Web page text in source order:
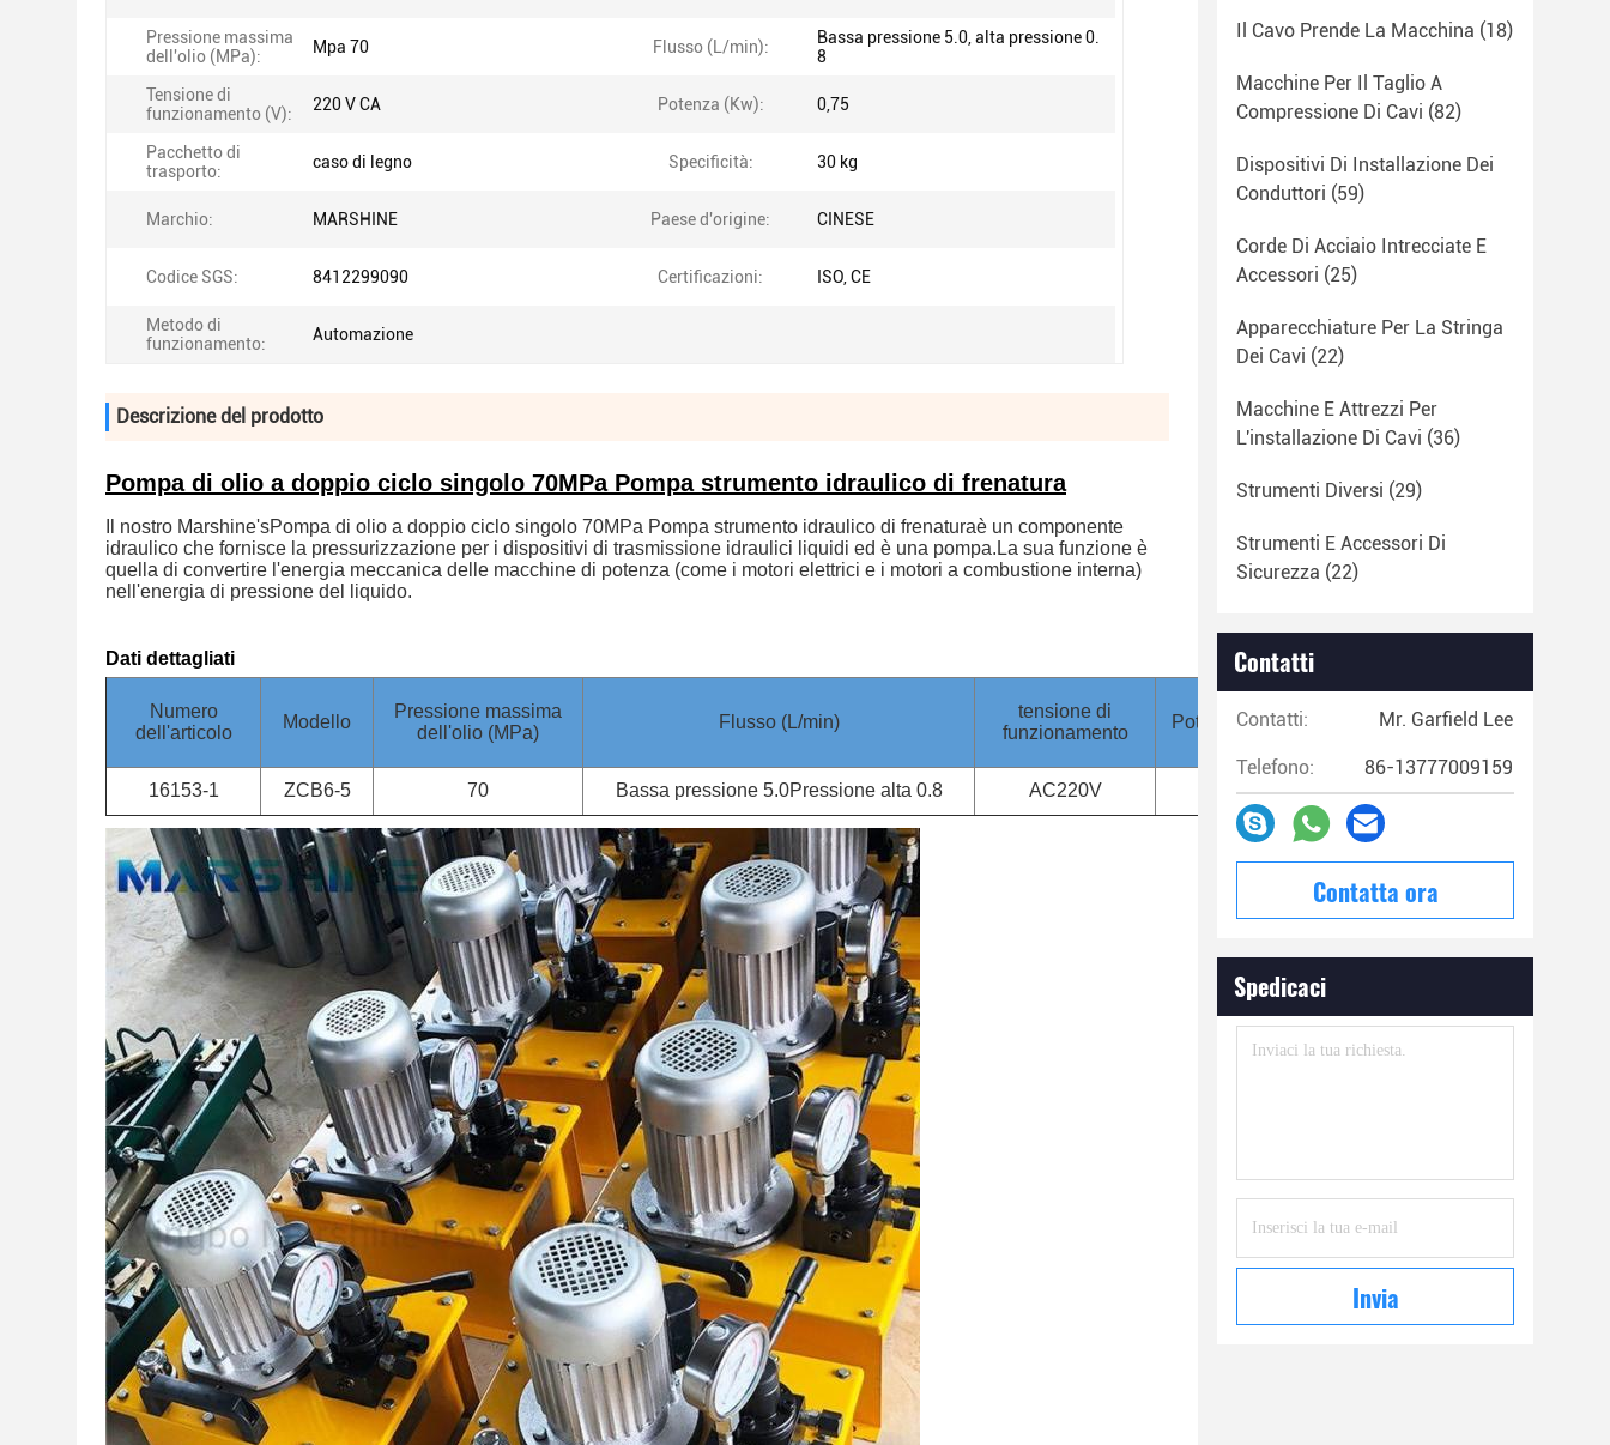
Pressione massima
dell'olio (MPa):
Mpa 70 Flusso (L/min):
Bassa pressione 5.0, alta pressione 0.
8
Tensione di
funzionamento (V):
220 V CA Potenza (Kw): 0,75
Pacchetto di
trasporto:
caso di legno Specificità: 30 kg
Marchio: MARSHINE Paese d'origine: CINESE
Codice SGS: 8412299090 Certificazioni: ISO, CE
Metodo di
funzionamento:
Automazione
Descrizione del prodotto
Pompa di olio a doppio ciclo singolo 70MPa Pompa strumento idraulico di frenatura
Il nostro Marshine'sPompa di olio a doppio ciclo singolo 70MPa Pompa strumento idraulico di frenaturaè un componente
idraulico che fornisce la pressurizzazione per i dispositivi di trasmissione idraulici liquidi ed è una pompa.La sua funzione è
quella di convertire l'energia meccanica delle macchine di potenza (come i motori elettrici e i motori a combustione interna)
nell'energia di pressione del liquido.
Dati dettagliati
Numero
dell'articolo
Modello
Pressione massima
dell'olio (MPa)
Flusso (L/min)
tensione di
funzionamento
Potenza (kW) Peso (kg)
16153-1 ZCB6-5 70 Bassa pressione 5.0Pressione alta 0.8 AC220V 0.75 30
Il Cavo Prende La Macchina (18)
Macchine Per Il Taglio A
Compressione Di Cavi (82)
Dispositivi Di Installazione Dei
Conduttori (59)
Corde Di Acciaio Intrecciate E
Accessori (25)
Apparecchiature Per La Stringa
Dei Cavi (22)
Macchine E Attrezzi Per
L'installazione Di Cavi (36)
Strumenti Diversi (29)
Strumenti E Accessori Di
Sicurezza (22)
Contatti
Contatti: Mr. Garfield Lee
Telefono: 86-13777009159
Contatta ora
Spedicaci
Invia